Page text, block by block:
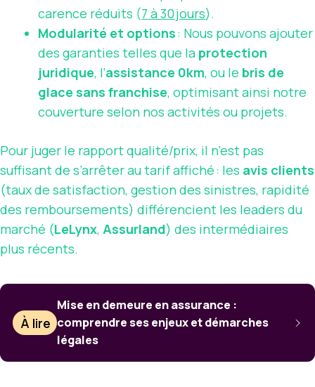
carence réduits (7 à 30 jours).
Modularité et options: Nous pouvons ajouter
des garanties telles que la protection
juridique, l’assistance 0km, ou le bris de
glace sans franchise, optimisant ainsi notre
couverture selon nos activités ou projets.
Pour juger le rapport qualité/prix, il n’est pas
suffisant de s’arrêter au tarif affiché : les avis clients
(taux de satisfaction, gestion des sinistres, rapidité
des remboursements) différencient les leaders du
marché (LeLynx, Assurland) des intermédiaires
plus récents.
À lire
Mise en demeure en assurance :
comprendre ses enjeux et démarches
légales